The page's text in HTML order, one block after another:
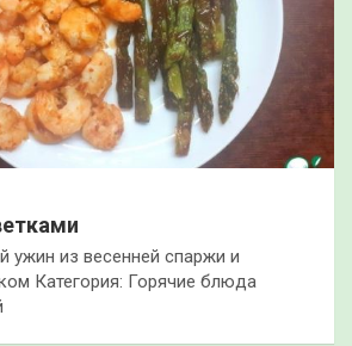
ужин из весенней спаржи и
Категория: Горячие блюда